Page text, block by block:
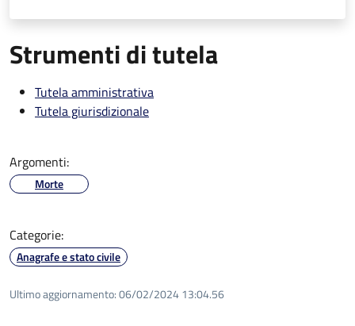
Strumenti di tutela
Tutela amministrativa
Tutela giurisdizionale
Argomenti:
Morte
Categorie:
Anagrafe e stato civile
Ultimo aggiornamento:06/02/2024 13:04.56